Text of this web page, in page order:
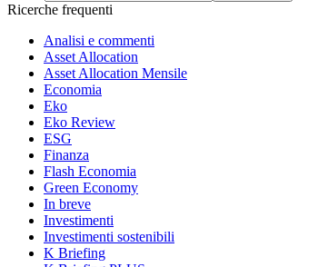
Ricerche frequenti
Analisi e commenti
Asset Allocation
Asset Allocation Mensile
Economia
Eko
Eko Review
ESG
Finanza
Flash Economia
Green Economy
In breve
Investimenti
Investimenti sostenibili
K Briefing